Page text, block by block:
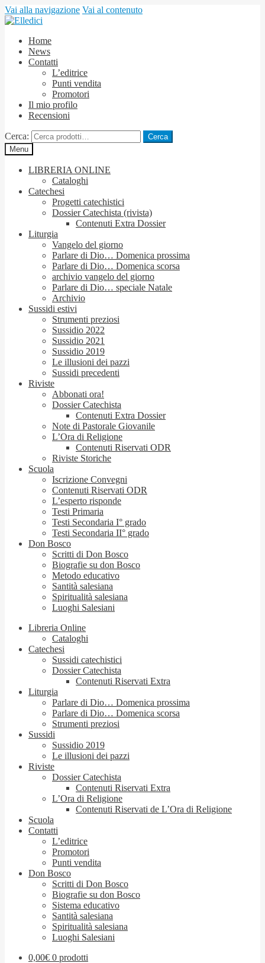
Vai alla navigazione Vai al contenuto
Home
News
Contatti
L’editrice
Punti vendita
Promotori
Il mio profilo
Recensioni
Cerca:
Cerca
Menu
LIBRERIA ONLINE
Cataloghi
Catechesi
Progetti catechistici
Dossier Catechista (rivista)
Contenuti Extra Dossier
Liturgia
Vangelo del giorno
Parlare di Dio… Domenica prossima
Parlare di Dio… Domenica scorsa
archivio vangelo del giorno
Parlare di Dio… speciale Natale
Archivio
Sussidi estivi
Strumenti preziosi
Sussidio 2022
Sussidio 2021
Sussidio 2019
Le illusioni dei pazzi
Sussidi precedenti
Riviste
Abbonati ora!
Dossier Catechista
Contenuti Extra Dossier
Note di Pastorale Giovanile
L’Ora di Religione
Contenuti Riservati ODR
Riviste Storiche
Scuola
Iscrizione Convegni
Contenuti Riservati ODR
L’esperto risponde
Testi Primaria
Testi Secondaria I° grado
Testi Secondaria II° grado
Don Bosco
Scritti di Don Bosco
Biografie su don Bosco
Metodo educativo
Santità salesiana
Spiritualità salesiana
Luoghi Salesiani
Libreria Online
Cataloghi
Catechesi
Sussidi catechistici
Dossier Catechista
Contenuti Riservati Extra
Liturgia
Parlare di Dio… Domenica prossima
Parlare di Dio… Domenica scorsa
Strumenti preziosi
Sussidi
Sussidio 2019
Le illusioni dei pazzi
Riviste
Dossier Catechista
Contenuti Riservati Extra
L’Ora di Religione
Contenuti Riservati de L’Ora di Religione
Scuola
Contatti
L’editrice
Promotori
Punti vendita
Don Bosco
Scritti di Don Bosco
Biografie su don Bosco
Sistema educativo
Santità salesiana
Spiritualità salesiana
Luoghi Salesiani
0,00€ 0 prodotti